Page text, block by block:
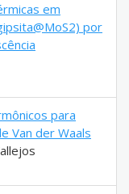
em
por
para
Van der Waals